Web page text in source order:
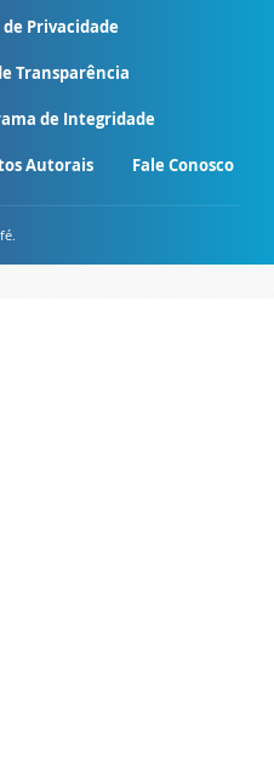
de Privacidade
Transparência
de Integridade
Autorais Fale Conosco